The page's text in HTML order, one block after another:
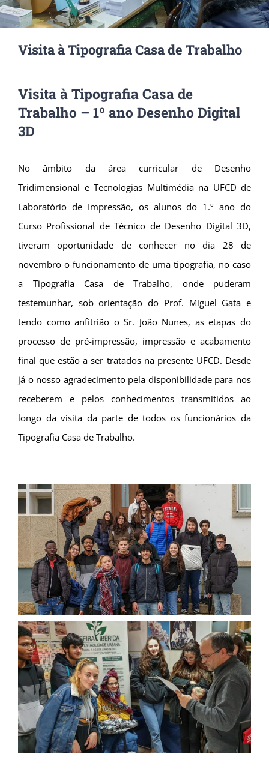
Visita à Tipografia Casa de Trabalho
Visita à Tipografia Casa de
Trabalho – 1º ano Desenho Digital
3D
No âmbito da área curricular de Desenho
Tridimensional e Tecnologias Multimédia na UFCD de
Laboratório de Impressão, os alunos do 1.º ano do
Curso Profissional de Técnico de Desenho Digital 3D,
tiveram oportunidade de conhecer no dia 28 de
novembro o funcionamento de uma tipografia, no caso
a Tipografia Casa de Trabalho, onde puderam
testemunhar, sob orientação do Prof. Miguel Gata e
tendo como anfitrião o Sr. João Nunes, as etapas do
processo de pré-impressão, impressão e acabamento
final que estão a ser tratados na presente UFCD. Desde
já o nosso agradecimento pela disponibilidade para nos
receberem e pelos conhecimentos transmitidos ao
longo da visita da parte de todos os funcionários da
Tipografia Casa de Trabalho.